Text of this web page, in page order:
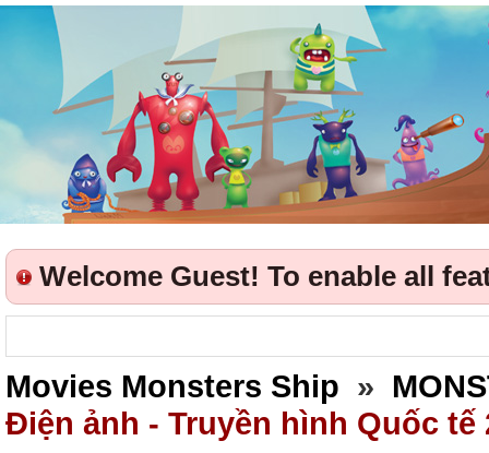
Welcome Guest! To enable all
Movies Monsters Ship »
Điện ảnh - Truyền hình Quốc tế